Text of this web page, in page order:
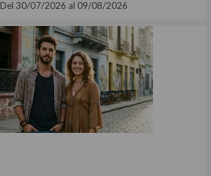
Del 30/07/2026 al 09/08/2026